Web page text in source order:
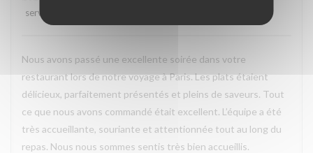
service
Nous avons passé une excellente soirée dans votre
restaurant lors de notre voyage à Paris. Les plats étaient
délicieux, parfaitement présentés et pleins de saveurs. Tout
ce que nous avons commandé était excellent. L’équipe a été
très accueillante, souriante et attentionnée tout au long du
repas. Nous nous sommes sentis très bien accueillis.